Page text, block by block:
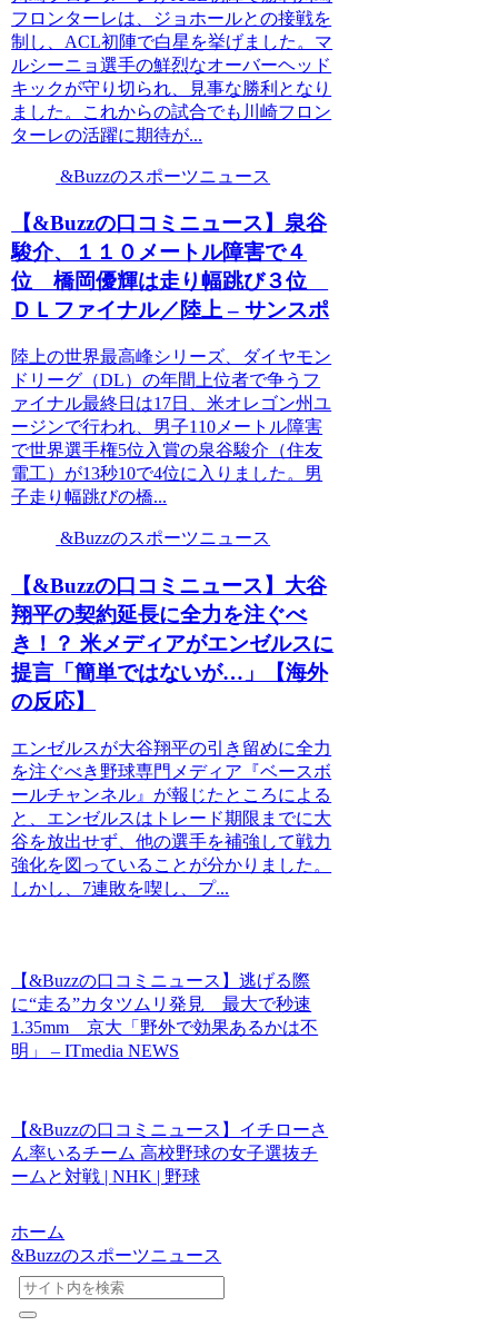
フロンターレは、ジョホールとの接戦を
制し、ACL初陣で白星を挙げました。マ
ルシーニョ選手の鮮烈なオーバーヘッド
キックが守り切られ、見事な勝利となり
ました。これからの試合でも川崎フロン
ターレの活躍に期待が...
&Buzzのスポーツニュース
【&Buzzの口コミニュース】泉谷
駿介、１１０メートル障害で４
位 橋岡優輝は走り幅跳び３位
ＤＬファイナル／陸上 – サンスポ
陸上の世界最高峰シリーズ、ダイヤモン
ドリーグ（DL）の年間上位者で争うフ
ァイナル最終日は17日、米オレゴン州ユ
ージンで行われ、男子110メートル障害
で世界選手権5位入賞の泉谷駿介（住友
電工）が13秒10で4位に入りました。男
子走り幅跳びの橋...
&Buzzのスポーツニュース
【&Buzzの口コミニュース】大谷
翔平の契約延長に全力を注ぐべ
き！？ 米メディアがエンゼルスに
提言「簡単ではないが…」【海外
の反応】
エンゼルスが大谷翔平の引き留めに全力
を注ぐべき野球専門メディア『ベースボ
ールチャンネル』が報じたところによる
と、エンゼルスはトレード期限までに大
谷を放出せず、他の選手を補強して戦力
強化を図っていることが分かりました。
しかし、7連敗を喫し、プ...
【&Buzzの口コミニュース】逃げる際
に“走る”カタツムリ発見 最大で秒速
1.35mm 京大「野外で効果あるかは不
明」 – ITmedia NEWS
【&Buzzの口コミニュース】イチローさ
ん率いるチーム 高校野球の女子選抜チ
ームと対戦 | NHK | 野球
ホーム
&Buzzのスポーツニュース